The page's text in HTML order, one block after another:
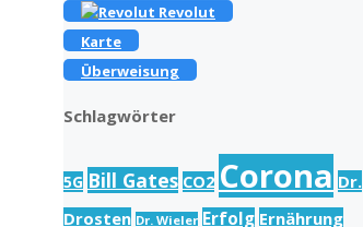
Revolut
Karte
Überweisung
Schlagwörter
5G Bill Gates CO2 Corona Dr.
Drosten Dr. Wieler Erfolg Ernährung